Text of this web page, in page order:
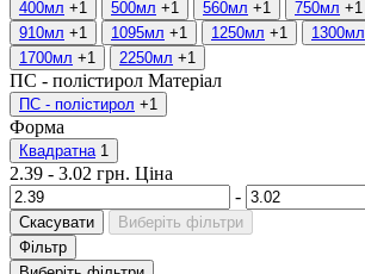
400мл +1 500мл +1 560мл +1 750мл +1
910мл +1 1095мл +1 1250мл +1 1300мл
1700мл +1 2250мл +1
ПС - полістирол Матеріал
ПС - полістирол +1
Форма
Квадратна 1
2.39 - 3.02 грн. Ціна
-
Скасувати
Виберіть фільтри
Фільтр